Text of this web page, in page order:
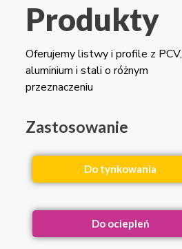
Produkty
Oferujemy listwy i profile z PCV,
aluminium i stali o różnym
przeznaczeniu
Zastosowanie
Do tynkowania
Do ociepleń